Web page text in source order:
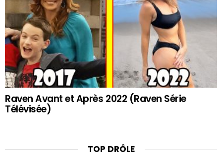
Raven Avant et Après 2022 (Raven Série
Télévisée)
TOP DRÔLE